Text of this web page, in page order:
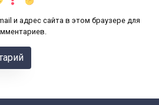
и адрес сайта в этом браузере для